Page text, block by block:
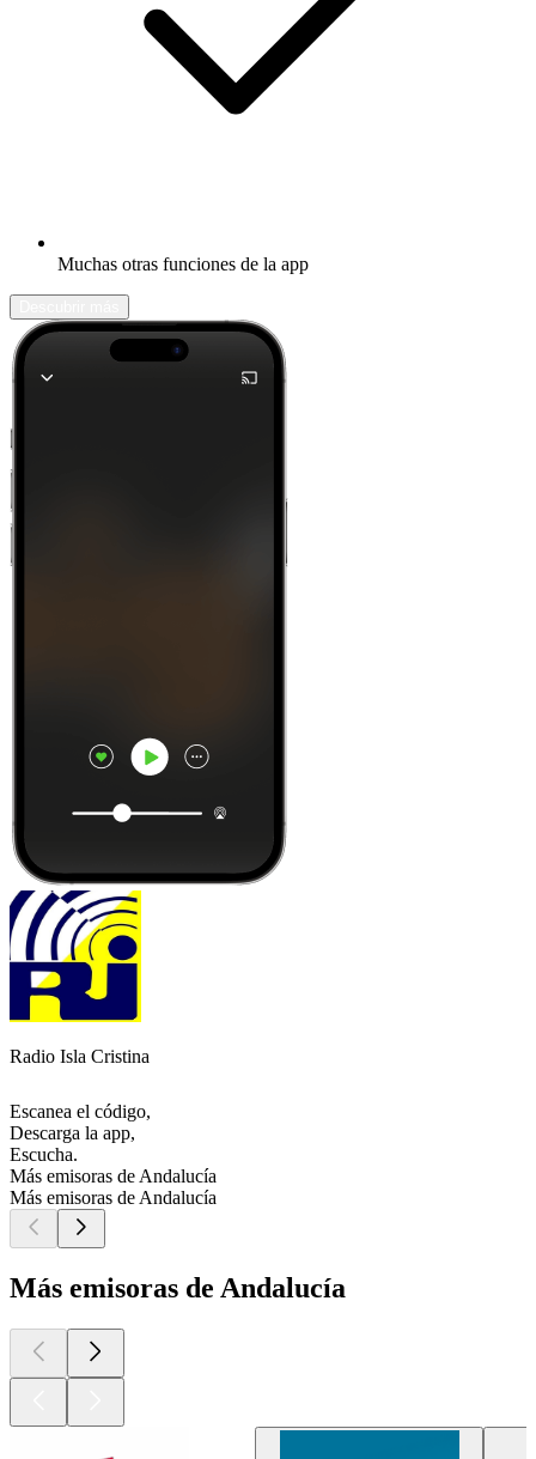
Muchas otras funciones de la app
Radio Isla Cristina
Escanea el código,
Descarga la app,
Escucha.
Más emisoras de Andalucía
Más emisoras de Andalucía
Más emisoras de Andalucía